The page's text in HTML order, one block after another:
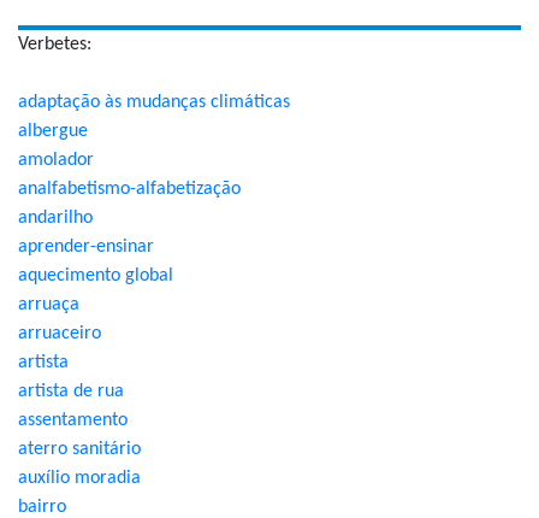
Verbetes:
adaptação às mudanças climáticas
albergue
amolador
analfabetismo-alfabetização
andarilho
aprender-ensinar
aquecimento global
arruaça
arruaceiro
artista
artista de rua
assentamento
aterro sanitário
auxílio moradia
bairro